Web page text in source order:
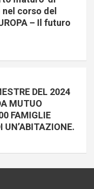
nel corso del
– Il futuro
DEL 2024
MUTUO
FAMIGLIE
UN’ABITAZIONE.